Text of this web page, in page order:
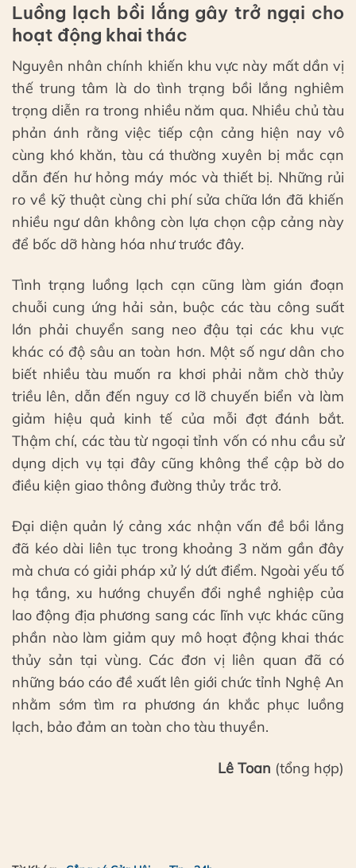
Luồng lạch bồi lắng gây trở ngại cho
hoạt động khai thác
Nguyên nhân chính khiến khu vực này mất dần vị
thế trung tâm là do tình trạng bồi lắng nghiêm
trọng diễn ra trong nhiều năm qua. Nhiều chủ tàu
phản ánh rằng việc tiếp cận cảng hiện nay vô
cùng khó khăn, tàu cá thường xuyên bị mắc cạn
dẫn đến hư hỏng máy móc và thiết bị. Những rủi
ro về kỹ thuật cùng chi phí sửa chữa lớn đã khiến
nhiều ngư dân không còn lựa chọn cập cảng này
để bốc dỡ hàng hóa như trước đây.
Tình trạng luồng lạch cạn cũng làm gián đoạn
chuỗi cung ứng hải sản, buộc các tàu công suất
lớn phải chuyển sang neo đậu tại các khu vực
khác có độ sâu an toàn hơn. Một số ngư dân cho
biết nhiều tàu muốn ra khơi phải nằm chờ thủy
triều lên, dẫn đến nguy cơ lỡ chuyến biển và làm
giảm hiệu quả kinh tế của mỗi đợt đánh bắt.
Thậm chí, các tàu từ ngoại tỉnh vốn có nhu cầu sử
dụng dịch vụ tại đây cũng không thể cập bờ do
điều kiện giao thông đường thủy trắc trở.
Đại diện quản lý cảng xác nhận vấn đề bồi lắng
đã kéo dài liên tục trong khoảng 3 năm gần đây
mà chưa có giải pháp xử lý dứt điểm. Ngoài yếu tố
hạ tầng, xu hướng chuyển đổi nghề nghiệp của
lao động địa phương sang các lĩnh vực khác cũng
phần nào làm giảm quy mô hoạt động khai thác
thủy sản tại vùng. Các đơn vị liên quan đã có
những báo cáo đề xuất lên giới chức tỉnh Nghệ An
nhằm sớm tìm ra phương án khắc phục luồng
lạch, bảo đảm an toàn cho tàu thuyền.
Lê Toan (tổng hợp)